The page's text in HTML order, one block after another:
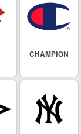
CHAMPION